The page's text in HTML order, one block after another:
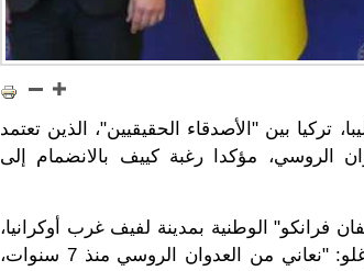
تركيا بين "الأصدقاء الحقيقيين"، الذين تعتمد
الروسي، مؤكدا رغبة كييف بالانضمام إلى
فرانكو" الوطنية بمدينة لفيف غرب أوكرانيا،
بمشاركة نظيره التركي مولود جاويش أوغلو: "نعاني من العدوان الروسي منذ 7 سنوات،